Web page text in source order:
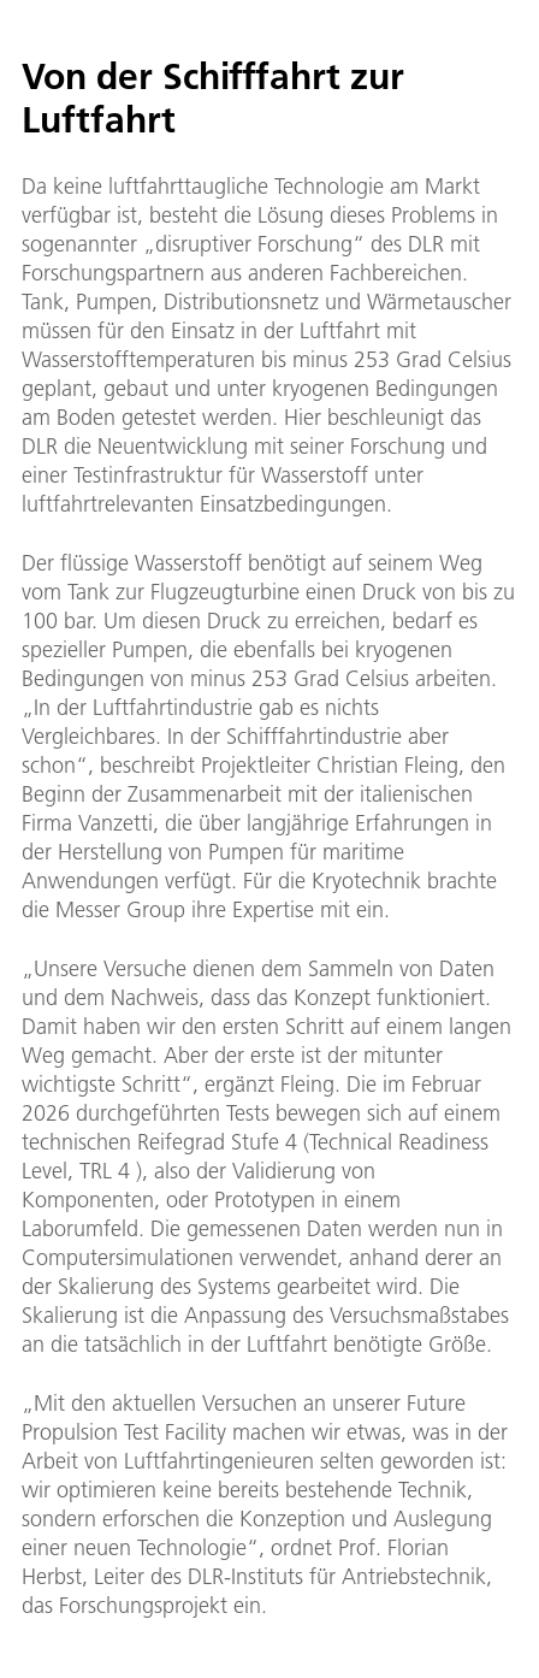
Von der Schifffahrt zur
Luftfahrt
Da keine luftfahrttaugliche Technologie am Markt
verfügbar ist, besteht die Lösung dieses Problems in
sogenannter „disruptiver Forschung“ des DLR mit
Forschungspartnern aus anderen Fachbereichen.
Tank, Pumpen, Distributionsnetz und Wärmetauscher
müssen für den Einsatz in der Luftfahrt mit
Wasserstofftemperaturen bis minus 253 Grad Celsius
geplant, gebaut und unter kryogenen Bedingungen
am Boden getestet werden. Hier beschleunigt das
DLR die Neuentwicklung mit seiner Forschung und
einer Testinfrastruktur für Wasserstoff unter
luftfahrtrelevanten Einsatzbedingungen.
Der flüssige Wasserstoff benötigt auf seinem Weg
vom Tank zur Flugzeugturbine einen Druck von bis zu
100 bar. Um diesen Druck zu erreichen, bedarf es
spezieller Pumpen, die ebenfalls bei kryogenen
Bedingungen von minus 253 Grad Celsius arbeiten.
„In der Luftfahrtindustrie gab es nichts
Vergleichbares. In der Schifffahrtindustrie aber
schon“, beschreibt Projektleiter Christian Fleing, den
Beginn der Zusammenarbeit mit der italienischen
Firma Vanzetti, die über langjährige Erfahrungen in
der Herstellung von Pumpen für maritime
Anwendungen verfügt. Für die Kryotechnik brachte
die Messer Group ihre Expertise mit ein.
„Unsere Versuche dienen dem Sammeln von Daten
und dem Nachweis, dass das Konzept funktioniert.
Damit haben wir den ersten Schritt auf einem langen
Weg gemacht. Aber der erste ist der mitunter
wichtigste Schritt“, ergänzt Fleing. Die im Februar
2026 durchgeführten Tests bewegen sich auf einem
technischen Reifegrad Stufe 4 (Technical Readiness
Level, TRL 4 ), also der Validierung von
Komponenten, oder Prototypen in einem
Laborumfeld. Die gemessenen Daten werden nun in
Computersimulationen verwendet, anhand derer an
der Skalierung des Systems gearbeitet wird. Die
Skalierung ist die Anpassung des Versuchsmaßstabes
an die tatsächlich in der Luftfahrt benötigte Größe.
„Mit den aktuellen Versuchen an unserer Future
Propulsion Test Facility machen wir etwas, was in der
Arbeit von Luftfahrtingenieuren selten geworden ist:
wir optimieren keine bereits bestehende Technik,
sondern erforschen die Konzeption und Auslegung
einer neuen Technologie“, ordnet Prof. Florian
Herbst, Leiter des DLR-Instituts für Antriebstechnik,
das Forschungsprojekt ein.